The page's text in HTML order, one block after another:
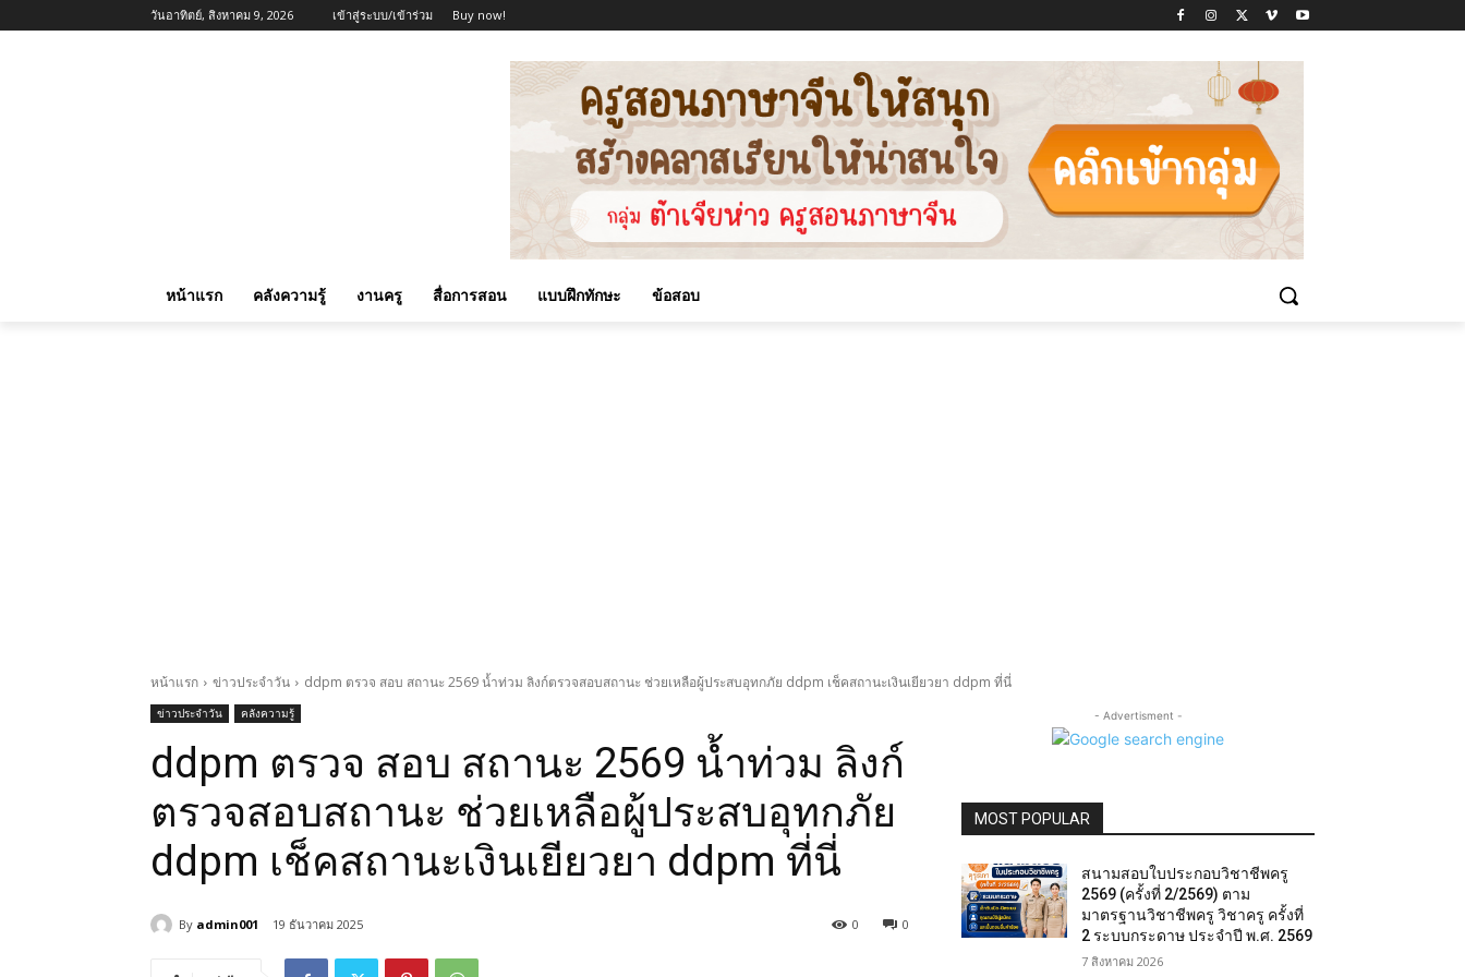
วันอาทิตย์, สิงหาคม 9, 2026 เข้าสู่ระบบ/เข้าร่วม Buy now!
หน้าแรก คลังความรู้ งานครู สื่อการสอน แบบฝึกทักษะ ข้อสอบ
หน้าแรก ข่าวประจำวัน ddpm ตรวจ สอบ สถานะ 2569 น้ำท่วม ลิงก์ตรวจสอบสถานะ ช่วยเหลือผู้ประสบอุทกภัย ddpm เช็คสถานะเงินเยียวยา ddpm ที่นี่
ข่าวประจำวัน คลังความรู้
ddpm ตรวจ สอบ สถานะ 2569 น้ำท่วม ลิงก์
ตรวจสอบสถานะ ช่วยเหลือผู้ประสบอุทกภัย
ddpm เช็คสถานะเงินเยียวยา ddpm ที่นี่
By admin001 19 ธันวาคม 2025 0
0
- Advertisment -
MOST POPULAR
สนามสอบใบประกอบวิชาชีพครู
2569 (ครั้งที่ 2/2569) ตาม
มาตรฐานวิชาชีพครู วิชาครู ครั้งที่
2 ระบบกระดาษ ประจำปี พ.ศ. 2569
7 สิงหาคม 2026